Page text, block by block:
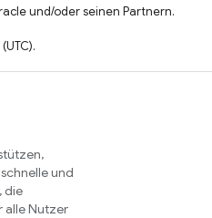
und/oder seinen Partnern.
und
die
alle Nutzer